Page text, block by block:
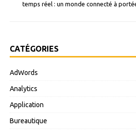
temps réel : un monde connecté à
CATÉGORIES
AdWords
Analytics
Application
Bureautique